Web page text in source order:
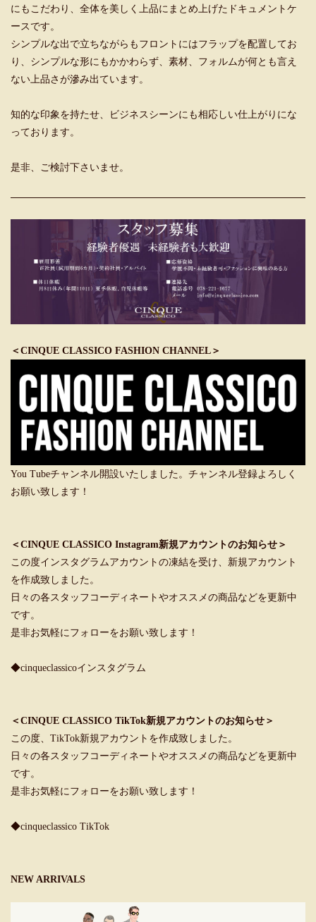
にもこだわり、全体を美しく上品にまとめ上げたドキュメントケ
ースです。
シンプルな出で立ちながらもフロントにはフラップを配置してお
り、シンプルな形にもかかわらず、素材、フォルムが何とも言え
ない上品さが滲み出ています。
知的な印象を持たせ、ビジネスシーンにも相応しい仕上がりにな
っております。
是非、ご検討下さいませ。
＜CINQUE CLASSICO FASHION CHANNEL＞
You Tubeチャンネル開設いたしました。チャンネル登録よろしく
お願い致します！
＜CINQUE CLASSICO Instagram新規アカウントのお知らせ＞
この度インスタグラムアカウントの凍結を受け、新規アカウント
を作成致しました。
日々の各スタッフコーディネートやオススメの商品などを更新中
です。
是非お気軽にフォローをお願い致します！
◆cinqueclassicoインスタグラム
＜CINQUE CLASSICO TikTok新規アカウントのお知らせ＞
この度、TikTok新規アカウントを作成致しました。
日々の各スタッフコーディネートやオススメの商品などを更新中
です。
是非お気軽にフォローをお願い致します！
◆cinqueclassico TikTok
NEW ARRIVALS